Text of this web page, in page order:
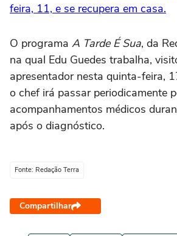
feira, 11, e se recupera em casa.
O programa A Tarde É Sua, da
na qual Edu Guedes trabalha,
apresentador nesta quinta-feira,
o chef irá passar periodicamente
acompanhamentos médicos
após o diagnóstico.
Fonte: Redação Terra
Compartilhar